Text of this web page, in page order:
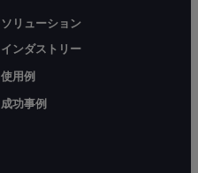
ソリューション
インダストリー
使用例
成功事例